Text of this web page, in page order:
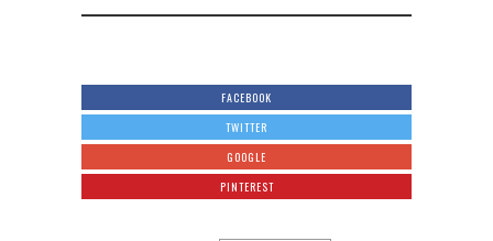
FACEBOOK
TWITTER
GOOGLE
PINTEREST